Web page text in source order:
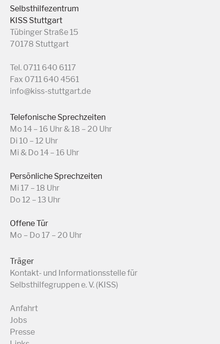
Selbsthilfezentrum
KISS Stuttgart
Tübinger Straße 15
70178 Stuttgart
Tel. 0711 640 6117
Fax 0711 640 4561
info@kiss-stuttgart.de
Telefonische Sprechzeiten
Mo 14 – 16 Uhr & 18 – 20 Uhr
Di 10 – 12 Uhr
Mi & Do 14 – 16 Uhr
Persönliche Sprechzeiten
Mi 17 – 18 Uhr
Do 12 – 13 Uhr
Offene Tür
Mo – Do 17 – 20 Uhr
Träger
Kontakt- und Informationsstelle für
Selbsthilfegruppen e. V. (KISS)
Anfahrt
Jobs
Presse